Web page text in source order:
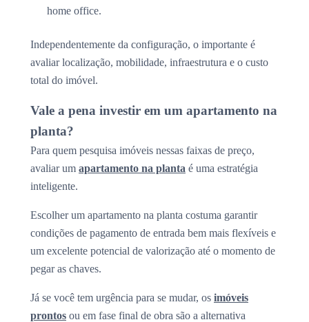
home office.
Independentemente da configuração, o importante é
avaliar localização, mobilidade, infraestrutura e o custo
total do imóvel.
Vale a pena investir em um apartamento na
planta?
Para quem pesquisa imóveis nessas faixas de preço,
avaliar um apartamento na planta é uma estratégia
inteligente.
Escolher um apartamento na planta costuma garantir
condições de pagamento de entrada bem mais flexíveis e
um excelente potencial de valorização até o momento de
pegar as chaves.
Já se você tem urgência para se mudar, os imóveis
prontos ou em fase final de obra são a alternativa